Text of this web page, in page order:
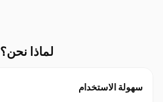
لماذا نحن؟
سهولة الاستخدام